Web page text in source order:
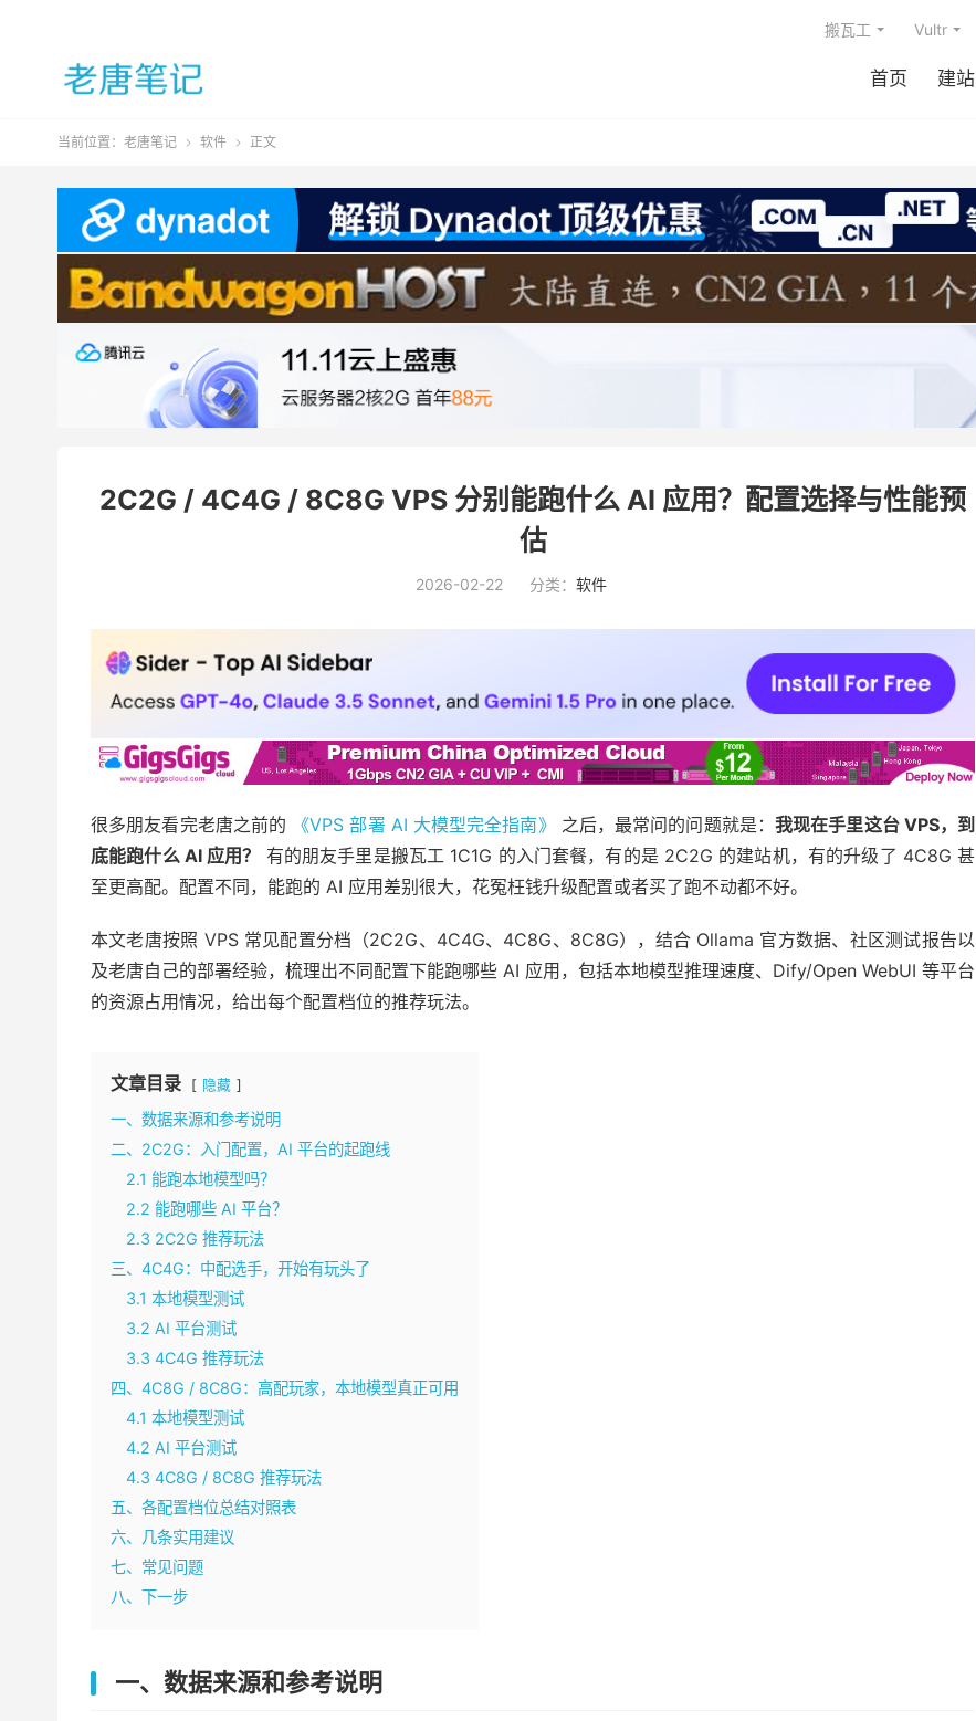
首页 建站
搬瓦工 Vultr
当前位置： 老唐笔记  软件  正文
2C2G / 4C4G / 8C8G VPS 分别能跑什么 AI 应用？配置选择与性能预
估
2026-02-22 分类： 软件
很多朋友看完老唐之前的 《VPS 部署 AI 大模型完全指南》 之后，最常问的问题就是： 我现在手里这台 VPS，到
底能跑什么 AI 应用？
有的朋友手里是搬瓦工 1C1G 的入门套餐，有的是 2C2G 的建站机，有的升级了 4C8G 甚
至更高配。配置不同，能跑的 AI 应用差别很大，花冤枉钱升级配置或者买了跑不动都不好。
本文老唐按照 VPS 常见配置分档（2C2G、4C4G、4C8G、8C8G），结合 Ollama 官方数据、社区测试报告以
及老唐自己的部署经验，梳理出不同配置下能跑哪些 AI 应用，包括本地模型推理速度、Dify/Open WebUI 等平台
的资源占用情况，给出每个配置档位的推荐玩法。
文章目录 隐藏
一、数据来源和参考说明
二、2C2G：入门配置，AI 平台的起跑线
2.1 能跑本地模型吗？
2.2 能跑哪些 AI 平台？
2.3 2C2G 推荐玩法
三、4C4G：中配选手，开始有玩头了
3.1 本地模型测试
3.2 AI 平台测试
3.3 4C4G 推荐玩法
四、4C8G / 8C8G：高配玩家，本地模型真正可用
4.1 本地模型测试
4.2 AI 平台测试
4.3 4C8G / 8C8G 推荐玩法
五、各配置档位总结对照表
六、几条实用建议
七、常见问题
八、下一步
一、数据来源和参考说明